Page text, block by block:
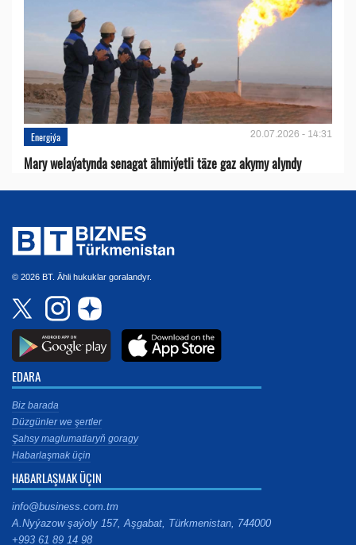
Energiýa 20.07.2026 - 14:31
Mary welaýatynda senagat ähmiýetli täze gaz akymy alyndy
© 2026 BT. Ähli hukuklar goralandyr.
EDARA
Biz barada
Düzgünler we şertler
Şahsy maglumatlaryň goragy
Habarlaşmak üçin
HABARLAŞMAK ÜÇIN
info@business.com.tm
A.Nyýazow şaýoly 157, Aşgabat, Türkmenistan, 744000
+993 61 89 14 98